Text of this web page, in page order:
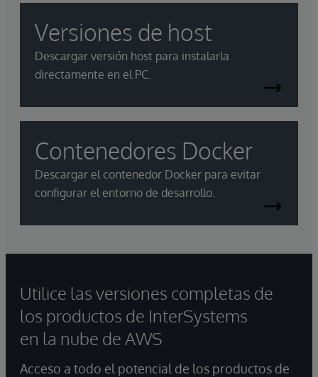
Versiones de host
Descargar versión host para instalarla
directamente en el PC.
Contenedores Docker
Descargar el contenedor Docker para evitar
configurar el entorno de desarrollo.
Utilice las versiones completas de
los productos de InterSystems
en la nube de AWS
Acceso a todo el potencial de los productos de